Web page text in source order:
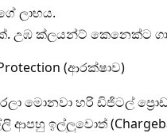
ලාභය.
උඹ ක්ලයන්ට් කෙනෙක්ට
(ආරක්ෂාව)
මොනවා හරි ඩිජිටල්
ආපහු ඉල්ලුවොත්